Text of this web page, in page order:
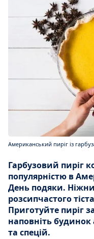
Американський пиріг із
Гарбузовий пиріг
популярністю в
День подяки.
розсипчастого
Приготуйте пиріг
наповніть
та спецій.